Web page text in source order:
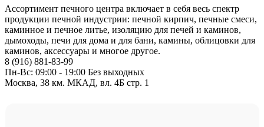
Ассортимент печного центра включает в себя весь спектр
продукции печной индустрии: печной кирпич, печные смеси,
каминное и печное литье, изоляцию для печей и каминов,
дымоходы, печи для дома и для бани, камины, облицовки для
каминов, аксессуары и многое другое.
8 (916) 881-83-99
Пн-Вс: 09:00 - 19:00 Без выходных
Москва, 38 км. МКАД, вл. 4Б стр. 1